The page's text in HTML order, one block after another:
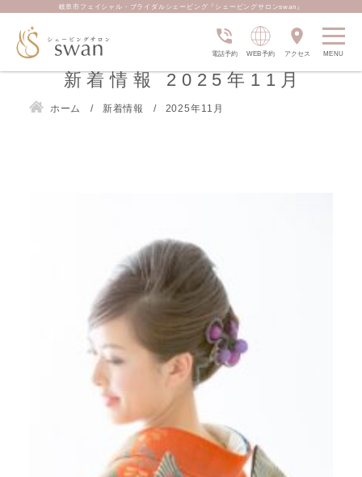
岐阜市フェイシャル・ブライダルシェービング『シェービングサロンswan』
電話予約 WEB予約 アクセス
新着情報 2025年11月
ホーム 新着情報 2025年11月